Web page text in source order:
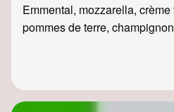
Emmental, mozzarella,
pommes de terre,